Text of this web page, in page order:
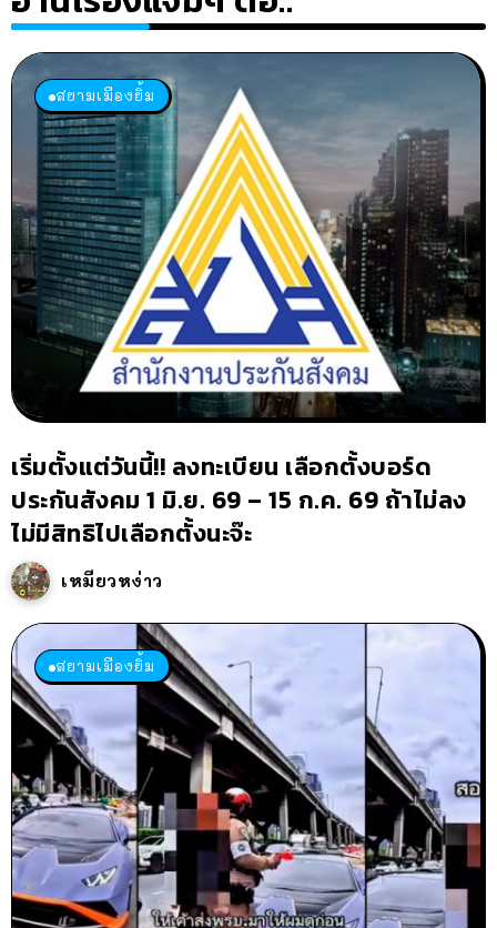
สยามเมืองยิ้ม
เริ่มตั้งแต่วันนี้!! ลงทะเบียน เลือกตั้งบอร์ด
ประกันสังคม 1 มิ.ย. 69 – 15 ก.ค. 69 ถ้าไม่ลง
ไม่มีสิทธิไปเลือกตั้งนะจ๊ะ
เหมียวหง่าว
สยามเมืองยิ้ม